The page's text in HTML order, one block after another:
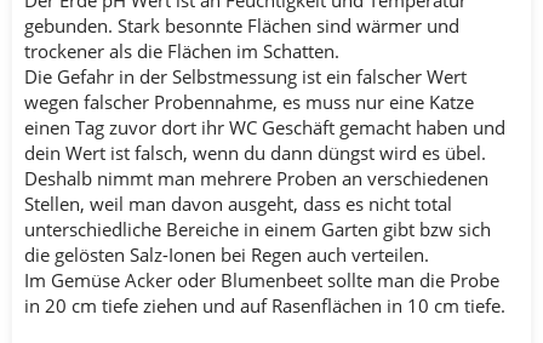
gebunden. Stark besonnte Flächen sind wärmer und
trockener als die Flächen im Schatten.
Die Gefahr in der Selbstmessung ist ein falscher Wert
wegen falscher Probennahme, es muss nur eine Katze
einen Tag zuvor dort ihr WC Geschäft gemacht haben und
dein Wert ist falsch, wenn du dann düngst wird es übel.
Deshalb nimmt man mehrere Proben an verschiedenen
Stellen, weil man davon ausgeht, dass es nicht total
unterschiedliche Bereiche in einem Garten gibt bzw sich
die gelösten Salz-Ionen bei Regen auch verteilen.
Im Gemüse Acker oder Blumenbeet sollte man die Probe
in 20 cm tiefe ziehen und auf Rasenflächen in 10 cm tiefe.